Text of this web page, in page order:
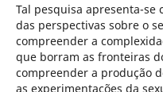
Tal pesquisa apresenta-se
das perspectivas sobre o
compreender a
que borram as fronteiras
compreender a produção
as experimentações da